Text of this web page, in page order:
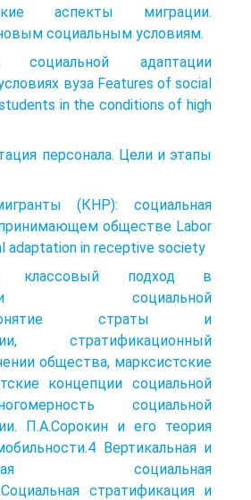
аспекты миграции.
социальным условиям.
социальной адаптации
вуза Features of social
in the conditions of high
персонала. Цели и этапы
(КНР): социальная
обществе Labor
adaptation in receptive society
классовый подход в
социальной
страты и
стратификационный
общества, марксистские
концепции социальной
социальной
П.А.Сорокин и его теория
Вертикальная и
социальная
стратификация и